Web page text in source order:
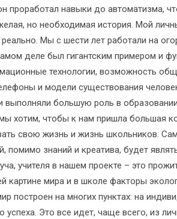
проработал навыки до автоматизма,
но необходимая история. Мой
Мы с шести лет работали на
деле был гигантским примером и
технологии, возможность
и модели существования
большую роль в
хотим, чтобы к нам пришла большая
свою жизнь и жизнь школьников.
помимо знаний и креатива, будет
учителя в нашем проекте – это
картине мира и в школе факторы
построен на многих пунктах: на
успеха. Это все идет, чаще всего, из